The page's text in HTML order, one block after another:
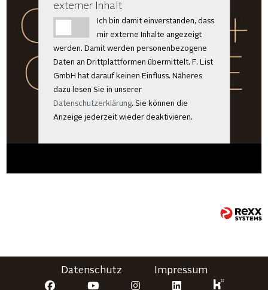
externer Inhalt
Ich bin damit einverstanden, dass
mir externe Inhalte angezeigt
werden. Damit werden personenbezogene
Daten an Drittplattformen übermittelt. F. List
GmbH hat darauf keinen Einfluss. Näheres
dazu lesen Sie in unserer
Datenschutzerklärung. Sie können die
Anzeige jederzeit wieder deaktivieren.
Datenschutz Impressum